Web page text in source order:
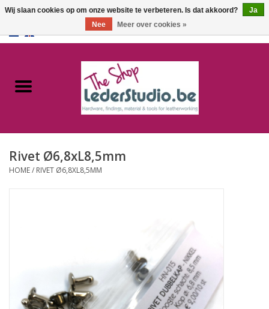
Catalogus
FAQ
Rivet Ø6,8xL8,5mm
HOME/ RIVET Ø6,8XL8,5MM
Wij slaan cookies op om onze website te verbeteren. Is dat akkoord?
Ja
Nee
Meer over cookies »